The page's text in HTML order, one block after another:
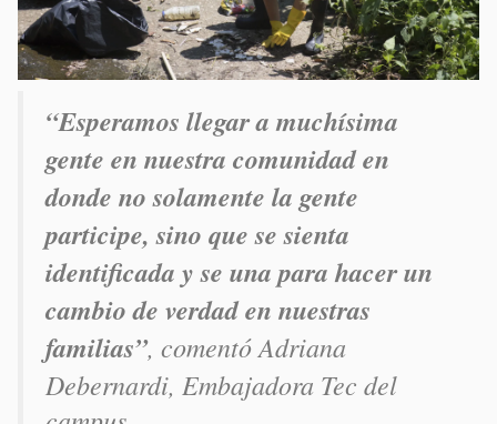
“Esperamos llegar a muchísima
gente en nuestra comunidad en
donde no solamente la gente
participe, sino que se sienta
identificada y se una para hacer un
cambio de verdad en nuestras
familias”, comentó Adriana
Debernardi, Embajadora Tec del